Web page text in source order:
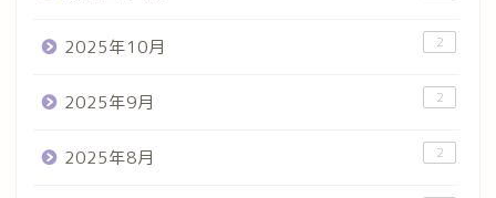
2025年10月 2
2025年9月 2
2025年8月 2